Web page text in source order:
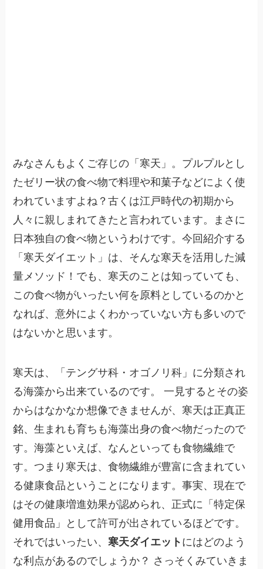
みなさんもよくご存じの「寒天」。プルプルとし
たゼリー状の食べ物で料理や和菓子などによく使
われていますよね？古くは江戸時代の初期から
人々に親しまれてきたと言われています。まさに
日本独自の食べ物というわけです。今回紹介する
「寒天ダイエット」は、そんな寒天を活用した減
量メソッド！でも、寒天のことは知っていても、
この食べ物がいったい何を原料としているのかと
なれば、意外によくわかっていない方も多いので
はないかと思います。
寒天は、「テングサ科・オゴノリ科」に分類され
る海藻から出来ているのです。 一見するとその姿
からはなかなか想像できませんが、寒天は正真正
銘、生まれも育ちも海藻出身の食べ物だったので
す。海藻といえば、なんといっても食物繊維で
す。つまり寒天は、食物繊維が豊富に含まれてい
る健康食品ということになります。事実、現在で
はその健康増進効果が認められ、正式に「特定保
健用食品」として許可が出されているほどです。
それではいったい、寒天ダイエット にはどのよう
な利点があるのでしょうか？ さっそくみていきま